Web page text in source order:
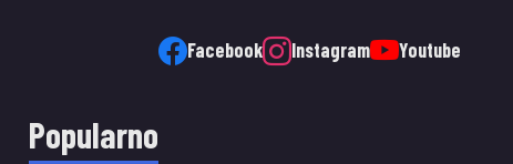
Facebook Instagram Youtube
Popularno